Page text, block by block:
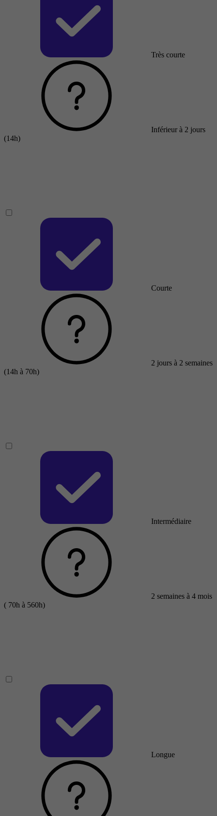
Très courte
Inférieur à 2 jours
(14h)
Courte
2 jours à 2 semaines
(14h à 70h)
Intermédiaire
2 semaines à 4 mois
( 70h à 560h)
Longue